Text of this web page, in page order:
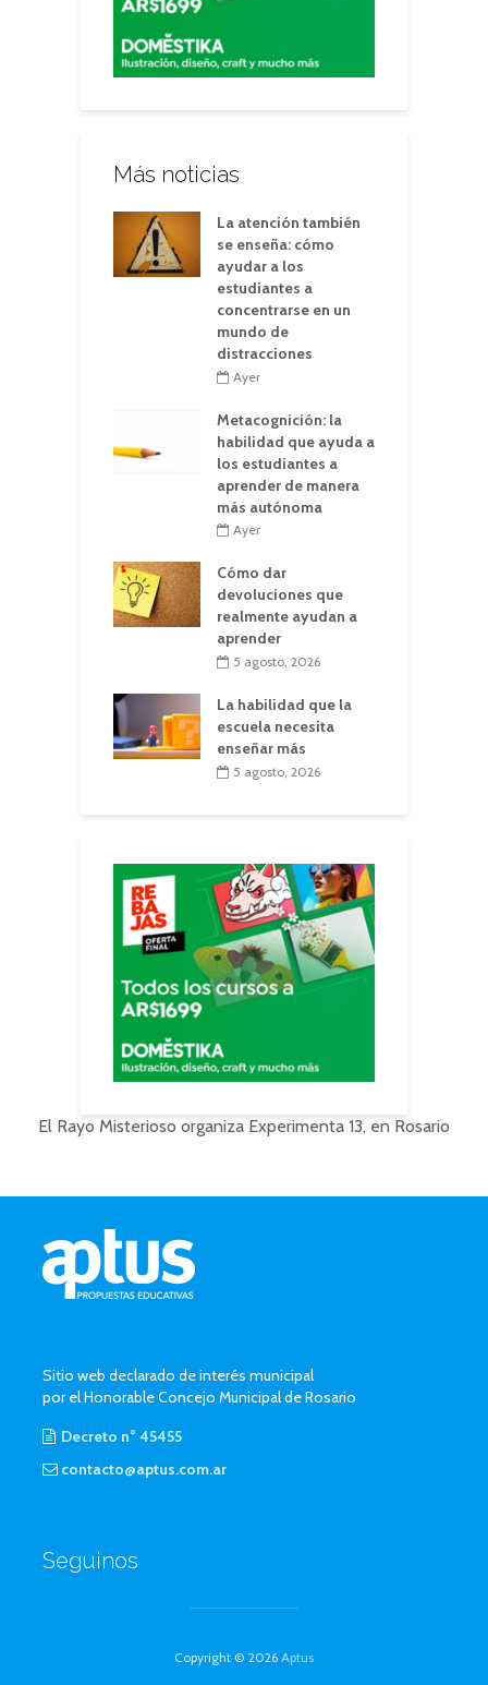
Más noticias
La atención también
se enseña: cómo
ayudar a los
estudiantes a
concentrarse en un
mundo de
distracciones
Ayer
Metacognición: la
habilidad que ayuda a
los estudiantes a
aprender de manera
más autónoma
Ayer
Cómo dar
devoluciones que
realmente ayudan a
aprender
5 agosto, 2026
La habilidad que la
escuela necesita
enseñar más
5 agosto, 2026
El Rayo Misterioso organiza Experimenta 13, en Rosario
Sitio web declarado de interés municipal
por el Honorable Concejo Municipal de Rosario
Decreto n° 45455
contacto@aptus.com.ar
Seguinos
Copyright © 2026 Aptus